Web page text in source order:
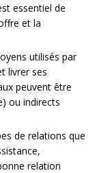
essentiel de
et la
utilisés par
livrer ses
peuvent être
ou indirects
de relations que
relation